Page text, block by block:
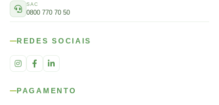
SAC
0800 770 70 50
REDES SOCIAIS
PAGAMENTO